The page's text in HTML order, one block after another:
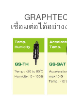
GRAPHTEC
เชื่อมต่อได้อย่า